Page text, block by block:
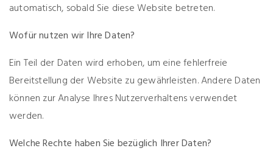
automatisch, sobald Sie diese Website betreten.
Wofür nutzen wir Ihre Daten?
Ein Teil der Daten wird erhoben, um eine fehlerfreie
Bereitstellung der Website zu gewährleisten. Andere Daten
können zur Analyse Ihres Nutzerverhaltens verwendet
werden.
Welche Rechte haben Sie bezüglich Ihrer Daten?